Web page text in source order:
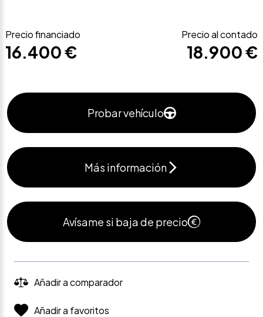
Precio financiado
16.400 €
Precio al contado
18.900 €
Probar vehículo
Más información
Avísame si baja de precio
Añadir a comparador
Añadir a favoritos